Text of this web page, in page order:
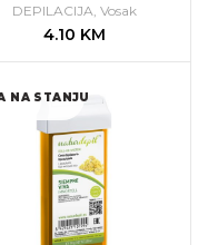
DEPILACIJA ,Vosak
4.10 KM
NA STANJU